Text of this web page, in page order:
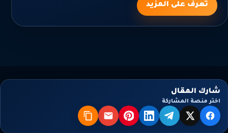
تعرف على المزيد
شارك المقال
اختر منصة المشاركة
فيسبوك
X تيليجراملينكدإنبنترستالبريد نسخ